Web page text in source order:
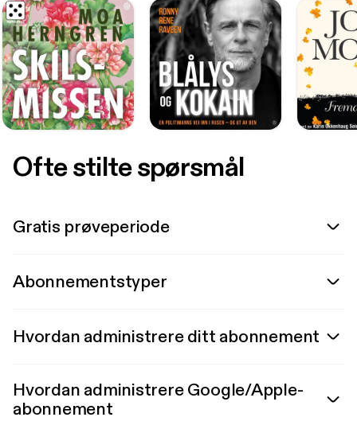
Ofte stilte spørsmål
Gratis prøveperiode
Abonnementstyper
Hvordan administrere ditt abonnement
Hvordan administrere Google/Apple-
abonnement